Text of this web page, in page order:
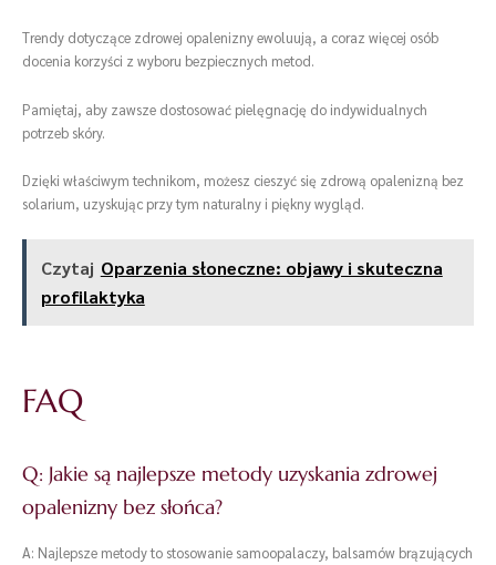
Trendy dotyczące zdrowej opalenizny ewoluują, a coraz więcej osób
docenia korzyści z wyboru bezpiecznych metod.
Pamiętaj, aby zawsze dostosować pielęgnację do indywidualnych
potrzeb skóry.
Dzięki właściwym technikom, możesz cieszyć się zdrową opalenizną bez
solarium, uzyskując przy tym naturalny i piękny wygląd.
Czytaj Oparzenia słoneczne: objawy i skuteczna
profilaktyka
FAQ
Q: Jakie są najlepsze metody uzyskania zdrowej
opalenizny bez słońca?
A: Najlepsze metody to stosowanie samoopalaczy, balsamów brązujących